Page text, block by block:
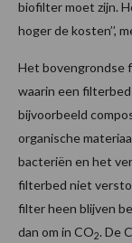
biofilter moet zijn.
hoger de kosten’’,
Het bovengrondse
waarin een
bijvoorbeeld
organische
bacteriën en het
filterbed niet
filter heen blijven
dan om in CO2. De